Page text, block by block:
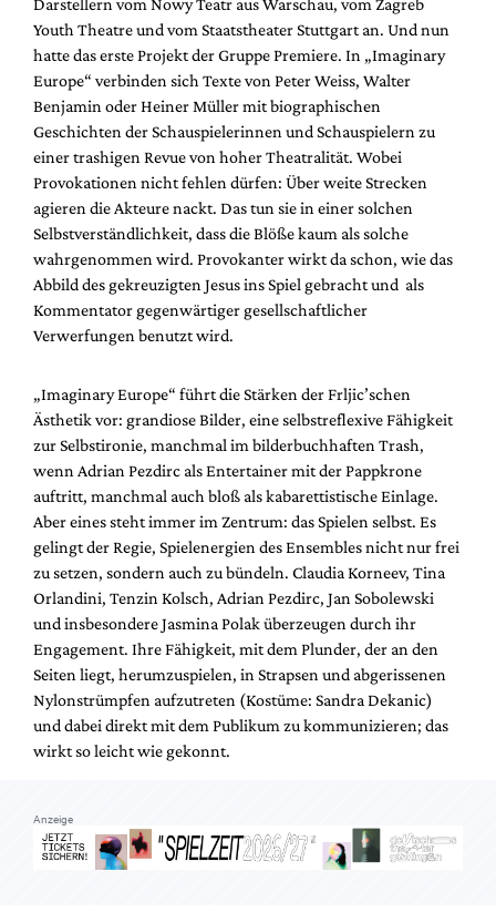
Shop / Abo
Newsletter
Redaktion
Autor:innen
Partner
Mediadaten
Suche
Youth Theatre und vom Staatstheater Stuttgart an. Und nun
hatte das erste Projekt der Gruppe Premiere. In „Imaginary
Europe“ verbinden sich Texte von Peter Weiss, Walter
Benjamin oder Heiner Müller mit biographischen
Geschichten der Schauspielerinnen und Schauspielern zu
einer trashigen Revue von hoher Theatralität. Wobei
Provokationen nicht fehlen dürfen: Über weite Strecken
agieren die Akteure nackt. Das tun sie in einer solchen
Selbstverständlichkeit, dass die Blöße kaum als solche
wahrgenommen wird. Provokanter wirkt da schon, wie das
Abbild des gekreuzigten Jesus ins Spiel gebracht und als
Kommentator gegenwärtiger gesellschaftlicher
Verwerfungen benutzt wird.
„Imaginary Europe“ führt die Stärken der Frljic’schen
Ästhetik vor: grandiose Bilder, eine selbstreflexive Fähigkeit
zur Selbstironie, manchmal im bilderbuchhaften Trash,
wenn Adrian Pezdirc als Entertainer mit der Pappkrone
auftritt, manchmal auch bloß als kabarettistische Einlage.
Aber eines steht immer im Zentrum: das Spielen selbst. Es
gelingt der Regie, Spielenergien des Ensembles nicht nur frei
zu setzen, sondern auch zu bündeln. Claudia Korneev, Tina
Orlandini, Tenzin Kolsch, Adrian Pezdirc, Jan Sobolewski
und insbesondere Jasmina Polak überzeugen durch ihr
Engagement. Ihre Fähigkeit, mit dem Plunder, der an den
Seiten liegt, herumzuspielen, in Strapsen und abgerissenen
Nylonstrümpfen aufzutreten (Kostüme: Sandra Dekanic)
und dabei direkt mit dem Publikum zu kommunizieren; das
wirkt so leicht wie gekonnt.
Anzeige